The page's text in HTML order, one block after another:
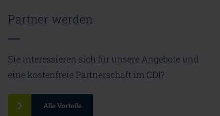
Partner werden
Sie interessieren sich für unsere Angebote und
eine kostenfreie Partnerschaft im CDI?
Alle Vorteile